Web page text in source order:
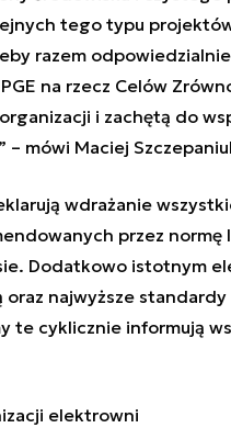
tego typu
razem
na rzecz Celów
i zachętą do
– mówi Maciej
wdrażanie
przez normę
Dodatkowo istotnym
najwyższe standardy
te cyklicznie informują
elektrowni